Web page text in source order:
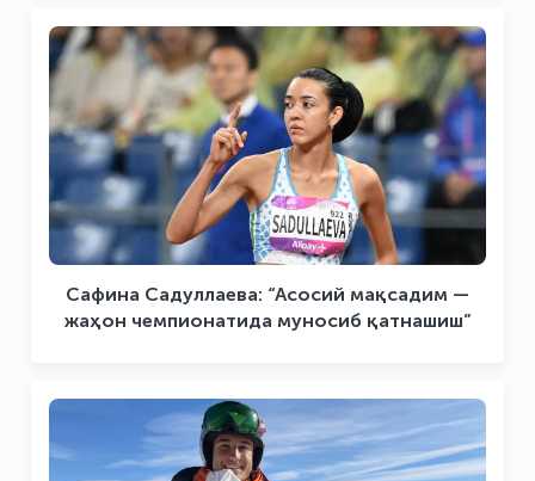
Сафина Садуллаева: “Асосий мақсадим —
жаҳон чемпионатида муносиб қатнашиш”